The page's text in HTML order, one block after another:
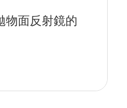
物面反射鏡的